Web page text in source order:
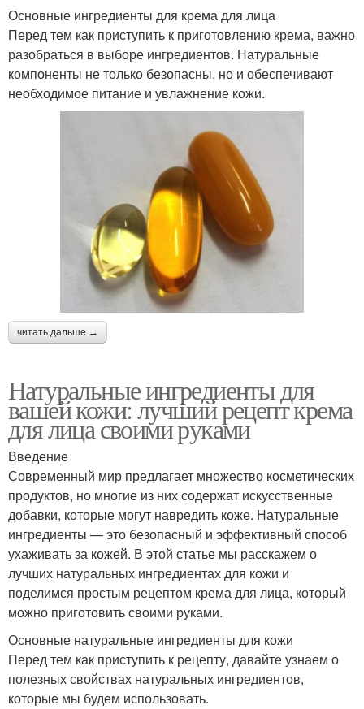
Основные ингредиенты для крема для лица
Перед тем как приступить к приготовлению крема, важно
разобраться в выборе ингредиентов. Натуральные
компоненты не только безопасны, но и обеспечивают
необходимое питание и увлажнение кожи.
читать дальше →
Натуральные ингредиенты для
вашей кожи: лучший рецепт крема
для лица своими руками
Введение
Современный мир предлагает множество косметических
продуктов, но многие из них содержат искусственные
добавки, которые могут навредить коже. Натуральные
ингредиенты — это безопасный и эффективный способ
ухаживать за кожей. В этой статье мы расскажем о
лучших натуральных ингредиентах для кожи и
поделимся простым рецептом крема для лица, который
можно приготовить своими руками.
Основные натуральные ингредиенты для кожи
Перед тем как приступить к рецепту, давайте узнаем о
полезных свойствах натуральных ингредиентов,
которые мы будем использовать.